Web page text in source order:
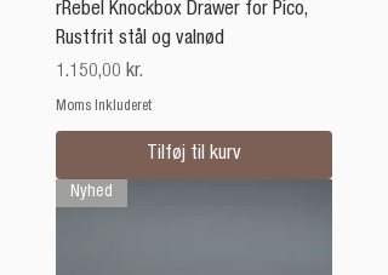
rRebel Knockbox Drawer for Pico,
Rustfrit stål og valnød
Pris
1.150,00 kr.
Moms Inkluderet
Tilføj til kurv
Nyhed